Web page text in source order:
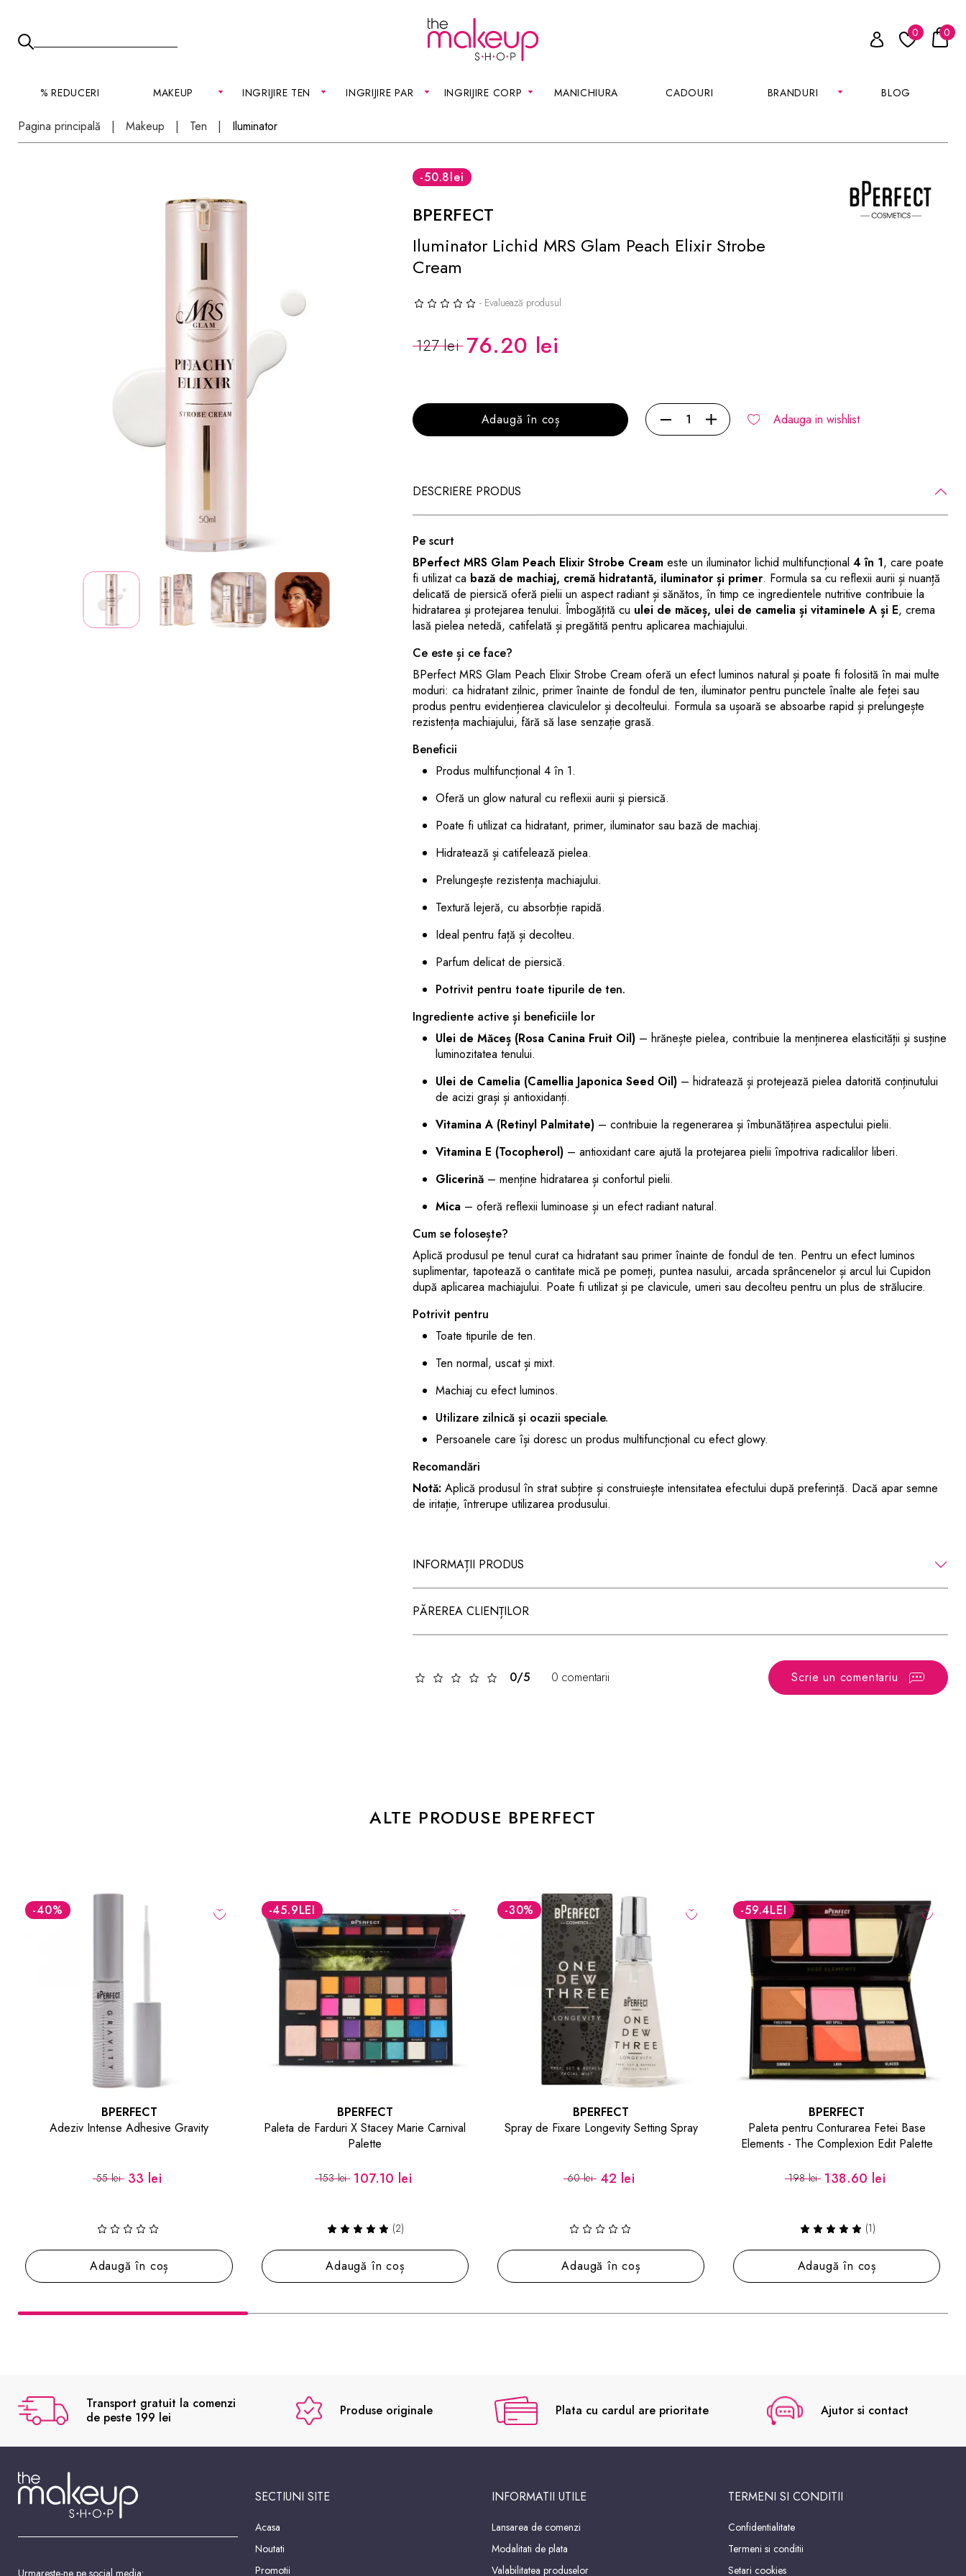
0 0
% REDUCERI MAKEUP INGRIJIRE TEN INGRIJIRE PAR INGRIJIRE CORP MANICHIURA CADOURI BRANDURI BLOG
Pagina principală Makeup Ten Iluminator
-50.8lei
BPERFECT
Iluminator Lichid MRS Glam Peach Elixir Strobe
Cream
- Evaluează produsul
127 lei 76.20 lei
Adaugă în coș Adauga in wishlist
DESCRIERE PRODUS
Pe scurt
BPerfect MRS Glam Peach Elixir Strobe Cream este un iluminator lichid multifuncțional4 în 1, care poate
fi utilizat ca bază de machiaj, cremă hidratantă, iluminator și primer. Formula sa cu reflexii aurii și nuanță
delicată de piersică oferă pielii un aspect radiant și sănătos, în timp ce ingredientele nutritive contribuie la
hidratarea și protejarea tenului. Îmbogățită cu ulei de măceș, ulei de camelia și vitaminele A și E, crema
lasă pielea netedă, catifelată și pregătită pentru aplicarea machiajului.
Ce este și ce face?
BPerfect MRS Glam Peach Elixir Strobe Cream oferă un efect luminos natural și poate fi folosită în mai multe
moduri: ca hidratant zilnic, primer înainte de fondul de ten, iluminator pentru punctele înalte ale feței sau
produs pentru evidențierea claviculelor și decolteului. Formula sa ușoară se absoarbe rapid și prelungește
rezistența machiajului, fără să lase senzație grasă.
Beneficii
Produs multifuncțional 4 în 1.
Oferă un glow natural cu reflexii aurii și piersică.
Poate fi utilizat ca hidratant, primer, iluminator sau bază de machiaj.
Hidratează și catifelează pielea.
Prelungește rezistența machiajului.
Textură lejeră, cu absorbție rapidă.
Ideal pentru față și decolteu.
Parfum delicat de piersică.
Potrivit pentru toate tipurile de ten.
Ingrediente active și beneficiile lor
Ulei de Măceș (Rosa Canina Fruit Oil) – hrănește pielea, contribuie la menținerea elasticității și susține
luminozitatea tenului.
Ulei de Camelia (Camellia Japonica Seed Oil) – hidratează și protejează pielea datorită conținutului
de acizi grași și antioxidanți.
Vitamina A (Retinyl Palmitate) – contribuie la regenerarea și îmbunătățirea aspectului pielii.
Vitamina E (Tocopherol) – antioxidant care ajută la protejarea pielii împotriva radicalilor liberi.
Glicerină – menține hidratarea și confortul pielii.
Mica – oferă reflexii luminoase și un efect radiant natural.
Cum se folosește?
Aplică produsul pe tenul curat ca hidratant sau primer înainte de fondul de ten. Pentru un efect luminos
suplimentar, tapotează o cantitate mică pe pomeți, puntea nasului, arcada sprâncenelor și arcul lui Cupidon
după aplicarea machiajului. Poate fi utilizat și pe clavicule, umeri sau decolteu pentru un plus de strălucire.
Potrivit pentru
Toate tipurile de ten.
Ten normal, uscat și mixt.
Machiaj cu efect luminos.
Utilizare zilnică și ocazii speciale.
Persoanele care își doresc un produs multifuncțional cu efect glowy.
Recomandări
Notă: Aplică produsul în strat subțire și construiește intensitatea efectului după preferință. Dacă apar semne
de iritație, întrerupe utilizarea produsului.
INFORMAȚII PRODUS
PĂREREA CLIENȚILOR
0/5 0 comentarii Scrie un comentariu
ALTE PRODUSE BPERFECT
-45.9 LEI
BPERFECT
Paleta de Farduri X Stacey Marie Carnival
153 lei 107.10 lei
(2)
Adaugă în coș
-30%
BPERFECT
Spray de Fixare Longevity Setting Spray
60 lei 42 lei
Adaugă în coș
-59.4 LEI
BPERFECT
Paleta pentru Conturarea Fetei Base
198 lei 138.60 lei
(1)
Adaugă în coș
-33LEI
BPERFECT
Corector Cosmetics Full Impact Concealer
110 lei 77 lei
(1)
Alege nuanța
Transport gratuit la comenzi
de peste 199 lei
Produse originale Plata cu cardul are prioritate Ajutor si contact
SECTIUNI SITE
Acasa
Noutati
Promotii
INFORMATII UTILE
Lansarea de comenzi
Modalitati de plata
Valabilitatea produselor
TERMENI SI CONDITII
Confidentialitate
Termeni si conditii
Setari cookies